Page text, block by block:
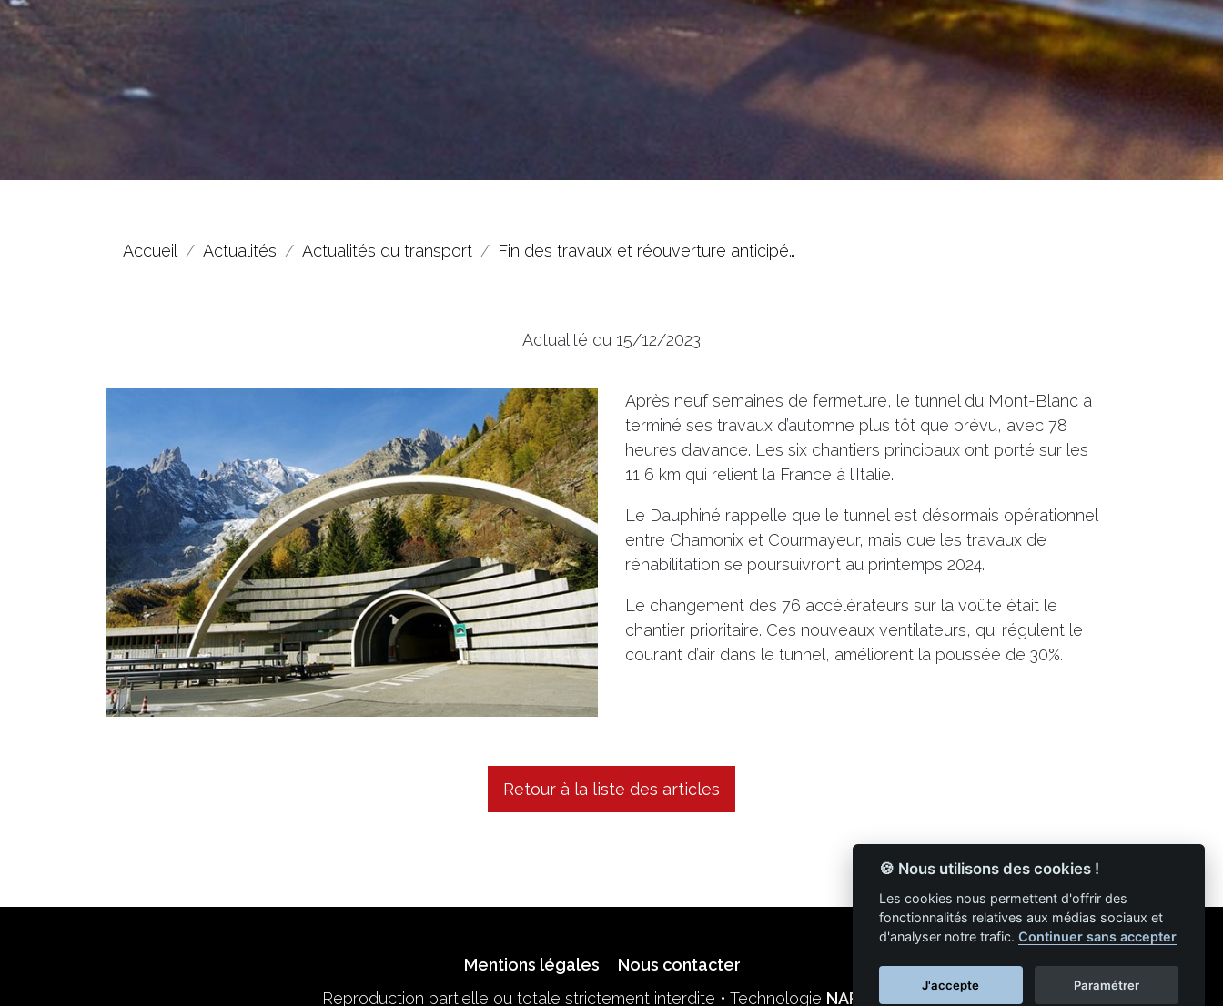
Accueil Actualités Actualités du transport Fin des travaux et réouverture anticipé…
Actualité du 15/12/2023
Après neuf semaines de fermeture, le tunnel du Mont-Blanc a
terminé ses travaux d’automne plus tôt que prévu, avec 78
heures d’avance. Les six chantiers principaux ont porté sur les
11,6 km qui relient la France à l’Italie.
Le Dauphiné rappelle que le tunnel est désormais opérationnel
entre Chamonix et Courmayeur, mais que les travaux de
réhabilitation se poursuivront au printemps 2024.
Le changement des 76 accélérateurs sur la voûte était le
chantier prioritaire. Ces nouveaux ventilateurs, qui régulent le
courant d’air dans le tunnel, améliorent la poussée de 30%.
Retour à la liste des articles
Mentions légales
Nous contacter
Reproduction partielle ou totale strictement interdite • Technologie NAPSYS™
🍪 Nous utilisons des cookies !
Les cookies nous permettent d'offrir des
fonctionnalités relatives aux médias sociaux et
d'analyser notre trafic. Continuer sans accepter
J'accepte Paramétrer